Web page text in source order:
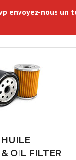
envoyez-nous un
OIL FILTER